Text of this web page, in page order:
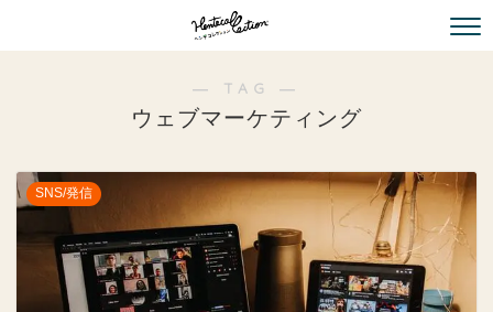
― TAG ―
ウェブマーケティング
SNS/発信